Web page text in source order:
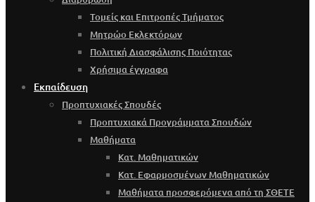
Τομείς και Επιτροπές Τμήματος
Μητρώο Εκλεκτόρων
Πολιτική Διασφάλισης Ποιότητας
Χρήσιμα έγγραφα
Εκπαίδευση
Προπτυχιακές Σπουδές
Προπτυχιακά Προγράμματα Σπουδών
Μαθήματα
Κατ. Μαθηματικών
Κατ. Εφαρμοσμένων Μαθηματικών
Μαθήματα προσφερόμενα από τη ΣΘΕΤΕ